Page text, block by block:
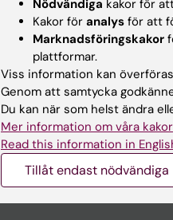
Sidan uppdaterad:2025-
Dela
Nödvändiga kakor för
Kakor för analys för att
Marknadsföringskakor
plattformar.
Viss information kan
Genom att samtycka
Du kan när som helst ändra
Mer information om våra kakor
Read this information in
Tillåt endast nödvändiga